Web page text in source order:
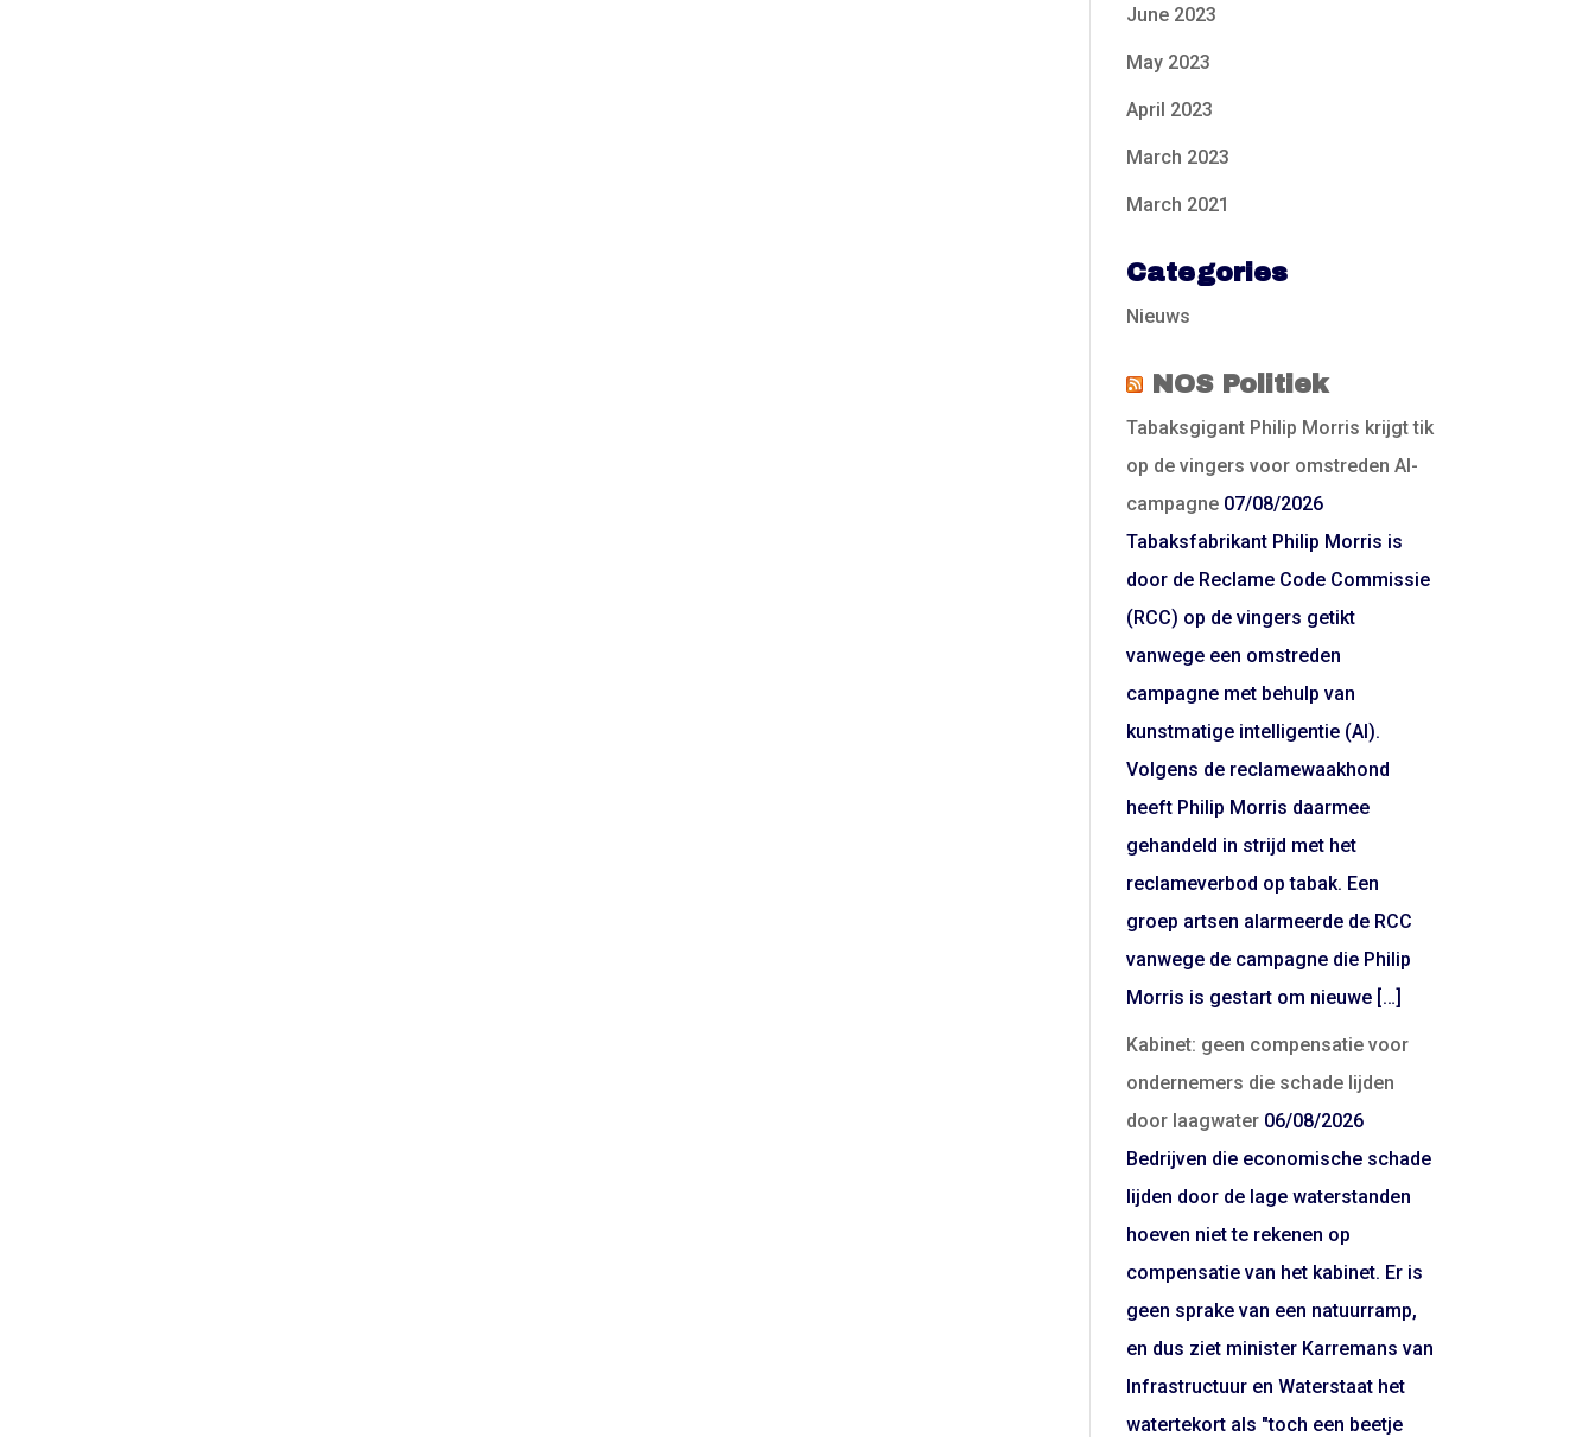
June 2023
May 2023
April 2023
March 2023
March 2021
Categories
Nieuws
NOS Politiek
Tabaksgigant Philip Morris krijgt tik
op de vingers voor omstreden AI-
campagne 07/08/2026
Tabaksfabrikant Philip Morris is
door de Reclame Code Commissie
(RCC) op de vingers getikt
vanwege een omstreden
campagne met behulp van
kunstmatige intelligentie (AI).
Volgens de reclamewaakhond
heeft Philip Morris daarmee
gehandeld in strijd met het
reclameverbod op tabak. Een
groep artsen alarmeerde de RCC
vanwege de campagne die Philip
Morris is gestart om nieuwe […]
Kabinet: geen compensatie voor
ondernemers die schade lijden
door laagwater 06/08/2026
Bedrijven die economische schade
lijden door de lage waterstanden
hoeven niet te rekenen op
compensatie van het kabinet. Er is
geen sprake van een natuurramp,
en dus ziet minister Karremans van
Infrastructuur en Waterstaat het
watertekort als "toch een beetje